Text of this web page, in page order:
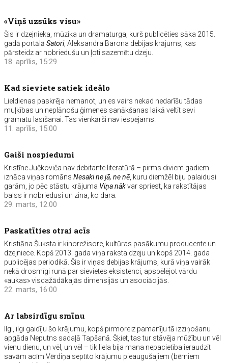
«Viņš uzsūks visu»
Šis ir dzejnieka, mūziķa un dramaturga, kurš publicēties sāka 2015.
gadā portālāSatori, Aleksandra Barona debijas krājums, kas
pārsteidz ar nobriedušu un ļoti sazemētu dzeju.
18. aprīlis, 15:29
Kad sieviete satiek ideālo
Lieldienas paskrēja nemanot, un es vairs nekad nedarīšu tādas
muļķības un neplānošu ģimenes sanākšanas laikā veltīt sevi
grāmatu lasīšanai. Tas vienkārši nav iespējams.
11. aprīlis, 15:00
Gaiši nospiedumi
Kristīne Jučkoviča nav debitante literatūrā – pirms diviem gadiem
iznāca viņas romānsNesaki ne jā, ne nē , kuru diemžēl biju palaidusi
garām, jo pēc stāstu krājuma Viņa nākvar spriest, ka rakstītājas
balss ir nobriedusi un zina, ko dara.
29. marts, 12:00
Paskatīties otrai acīs
Kristiāna Šuksta ir kinorežisore, kultūras pasākumu producente un
dzejniece. Kopš 2013. gada viņa raksta dzeju un kopš 2014. gada
publicējas periodikā. Šis ir viņas debijas krājums, kurā viņa vairāk
nekā drosmīgi runā par sievietes eksistenci, apspēlējot vārdu
«aukas» visdažādākajās dimensijās un asociācijās.
22. marts, 16:00
Ar labsirdīgu smīnu
Ilgi, ilgi gaidīju šo krājumu, kopš pirmoreiz pamanīju tā izziņošanu
apgāda Neputns sadaļā Tapšanā. Šķiet, tas tur stāvēja mūžību un vēl
vienu dienu, un vēl, un vēl – tik liela bija mana nepacietība ieraudzīt
savām acīm Vērdiņa septīto krājumu pieaugušajiem (bērniem